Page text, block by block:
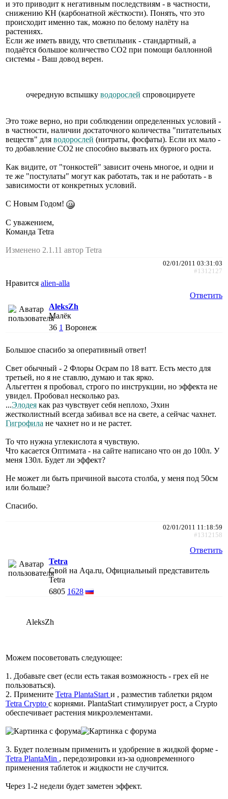
и это приводит к негативным последствиям - в частности,
снижению КН (карбонатной жёсткости). Понять, что это
происходит именно так, можно по белому налёту на
растениях.
Если же иметь ввиду, что светильник - стандартный, а
подаётся большое количество СО2 при помощи баллонной
системы - Ваш довод верен.
очередную вспышку водорослей спровоцируете
Это тоже верно, но при соблюдении определенных условий -
в частности, наличии достаточного количества "питательных
веществ" для водорослей (нитраты, фосфаты). Если их мало -
то добавление СО2 не способно вызвать их бурного роста.
Как видите, от "тонкостей" зависит очень многое, и одни и
те же "постулаты" могут как работать, так и не работать - в
зависимости от конкретных условий.
С Новым Годом!
С уважением,
Команда Tetra
Изменено 2.1.11 автор Tetra
02/01/2011 03:31:03
#1312127
Нравится alien-alla
Ответить
AleksZh
Малёк
36 1 Воронеж
Большое спасибо за оперативный ответ!
Свет обычный - 2 Флоры Осрам по 18 ватт. Есть место для
третьей, но я не ставлю, думаю и так ярко.
Альгеттен я пробовал, строго по инструкции, но эффекта не
увидел. Пробовал несколько раз.
...Элодея как раз чувствует себя неплохо, Эхин
жестколистный всегда забивал все на свете, а сейчас чахнет.
Гигрофила не чахнет но и не растет.
То что нужна углекислота я чувствую.
Что касается Оптимата - на сайте написано что он до 100л. У
меня 130л. Будет ли эффект?
Не может ли быть причиной высота столба, у меня под 50см
или больше?
Спасибо.
02/01/2011 11:18:59
#1312158
Ответить
Tetra
Свой на Aqa.ru, Официальный представитель
Tetra
6805 1628
AleksZh
Можем посоветовать следующее:
1. Добавьте свет (если есть такая возможность - грех ей не
пользоваться).
2. Примените Tetra PlantaStart и , разместив таблетки рядом
Tetra Crypto с корнями. PlantaStart стимулирует рост, а Crypto
обеспечивает растения микроэлементами.
3. Будет полезным применить и удобрение в жидкой форме -
Tetra PlantaMin , передозировки из-за одновременного
применения таблеток и жидкости не случится.
Через 1-2 недели будет заметен эффект.